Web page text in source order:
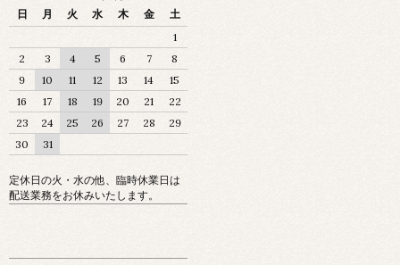
日
月 火 水 木 金
土
1
2
3 4 5 6 7
8
9
10 11 12 13 14
15
16
17 18 19 20 21
22
23
24 25 26 27 28
29
30
31
定休日の火・水の他、臨時休業日は
配送業務をお休みいたします。